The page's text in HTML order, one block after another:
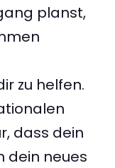
planst,
zu helfen.
dass dein
dein neues